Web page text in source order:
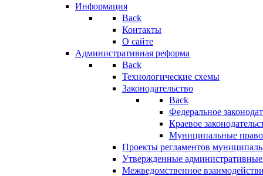
Информация
Back
Контакты
О сайте
Административная реформа
Back
Технологические схемы
Законодательство
Back
Федеральное
Краевое
Муниципальные
Проекты регламентов
Утвержденные
Межведомственное